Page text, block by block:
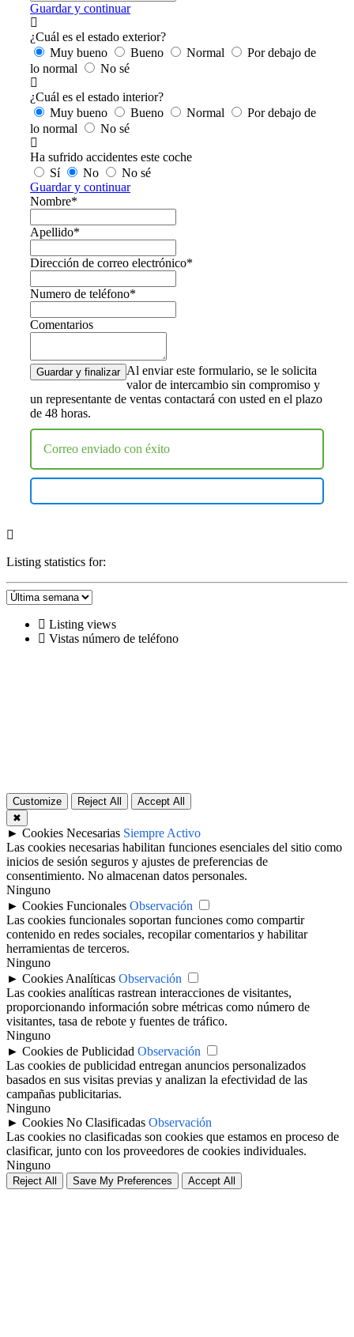
Guardar y continuar
¿Cuál es el estado exterior?
Muy bueno
Bueno Normal
Por debajo de
lo normal
No sé
¿Cuál es el estado interior?
Muy bueno
Bueno Normal
Por debajo de
lo normal
No sé
Ha sufrido accidentes este coche
Sí
No
No sé
Guardar y continuar
Nombre*
Apellido*
Dirección de correo electrónico*
Numero de teléfono*
Comentarios
Al enviar este formulario, se le solicita
valor de intercambio sin compromiso y
un representante de ventas contactará con usted en el plazo
de 48 horas.
Correo enviado con éxito
Listing statistics for:
Listing views
Vistas número de teléfono
Customize Reject All
Accept All
✖
► Cookies Necesarias Siempre Activo
Las cookies necesarias habilitan funciones esenciales del sitio como
inicios de sesión seguros y ajustes de preferencias de
consentimiento. No almacenan datos personales.
Ninguno
► Cookies Funcionales Observación
Las cookies funcionales soportan funciones como compartir
contenido en redes sociales, recopilar comentarios y habilitar
herramientas de terceros.
Ninguno
► Cookies Analíticas Observación
Las cookies analíticas rastrean interacciones de visitantes,
proporcionando información sobre métricas como número de
visitantes, tasa de rebote y fuentes de tráfico.
Ninguno
► Cookies de Publicidad Observación
Las cookies de publicidad entregan anuncios personalizados
basados en sus visitas previas y analizan la efectividad de las
campañas publicitarias.
Ninguno
► Cookies No Clasificadas Observación
Las cookies no clasificadas son cookies que estamos en proceso de
clasificar, junto con los proveedores de cookies individuales.
Ninguno
Reject All Save My Preferences Accept All